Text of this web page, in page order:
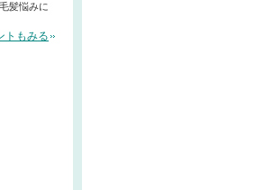
髪悩みに
トもみる